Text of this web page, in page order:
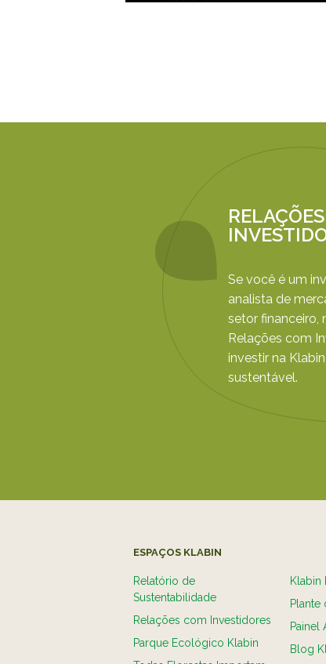
Se você é um
analista de
setor financeiro,
Relações com
investir na
sustentável.
ESPAÇOS KLABIN
Relatório de
Sustentabilidade
Relações com Investidores
Parque Ecológico Klabin
Klabin
Plante
Painel
Blog